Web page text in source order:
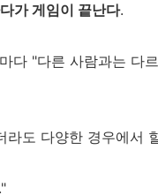
가 게임이 끝난다.
다 "다른 사람과는 다
도 다양한 경우에서